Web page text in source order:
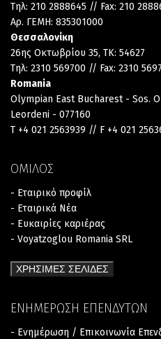
Τηλ: 210 2888645 // Fax: 210
Αρ. ΓΕΜΗ: 835301000
Θεσσαλονίκη
26ης Οκτωβρίου 35, TK: 54627
Τηλ: 2310 569700 // Fax: 2310
Romania
Olympian East Bucharest - Sos.
Leordeni - 077160
T +4 021 2563939 // F +4 021
ΟΜΙΛΟΣ
- Εταιρικό προφίλ
- Εταιρικά Νέα
- Ευκαιρίες καριέρας
- Voyatzoglou Romania SRL
ΧΡΗΣΙΜΕΣ ΣΕΛΙΔΕΣ
ΕΝΗΜΕΡΩΣΗ ΕΠΕΝΔΥΤΩΝ
- Ενημέρωση / Επικοινωνία